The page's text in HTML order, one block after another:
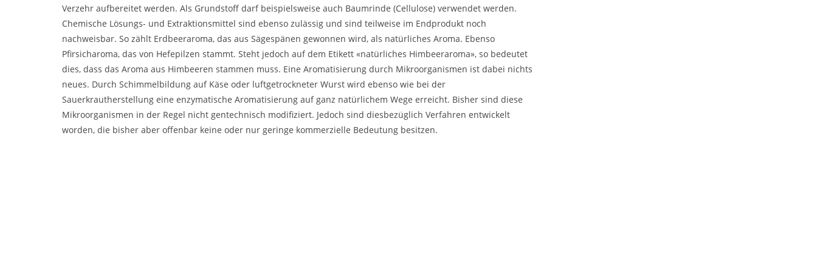
Verzehr aufbereitet werden. Als Grundstoff darf beispielsweise auch Baumrinde (Cellulose) verwendet werden.
Chemische Lösungs- und Extraktionsmittel sind ebenso zulässig und sind teilweise im Endprodukt noch
nachweisbar. So zählt Erdbeeraroma, das aus Sägespänen gewonnen wird, als natürliches Aroma. Ebenso
Pfirsicharoma, das von Hefepilzen stammt. Steht jedoch auf dem Etikett «natürliches Himbeeraroma», so bedeutet
dies, dass das Aroma aus Himbeeren stammen muss. Eine Aromatisierung durch Mikroorganismen ist dabei nichts
neues. Durch Schimmelbildung auf Käse oder luftgetrockneter Wurst wird ebenso wie bei der
Sauerkrautherstellung eine enzymatische Aromatisierung auf ganz natürlichem Wege erreicht. Bisher sind diese
Mikroorganismen in der Regel nicht gentechnisch modifiziert. Jedoch sind diesbezüglich Verfahren entwickelt
worden, die bisher aber offenbar keine oder nur geringe kommerzielle Bedeutung besitzen.